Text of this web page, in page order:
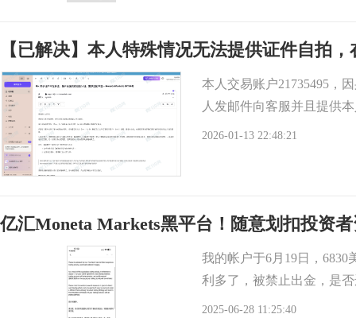
【已解决】本人特殊情况无法提供证件自拍
本人交易账户21735495，
人发邮件向客服并且提供
2026-01-13 22:48:21
亿汇Moneta Markets黑平台！随意划扣投资
我的帐户于6月19日，
利多了，被禁止出金，是
2025-06-28 11:25:40